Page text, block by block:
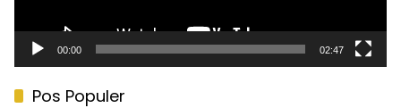
00:00 02:47
Pos Populer